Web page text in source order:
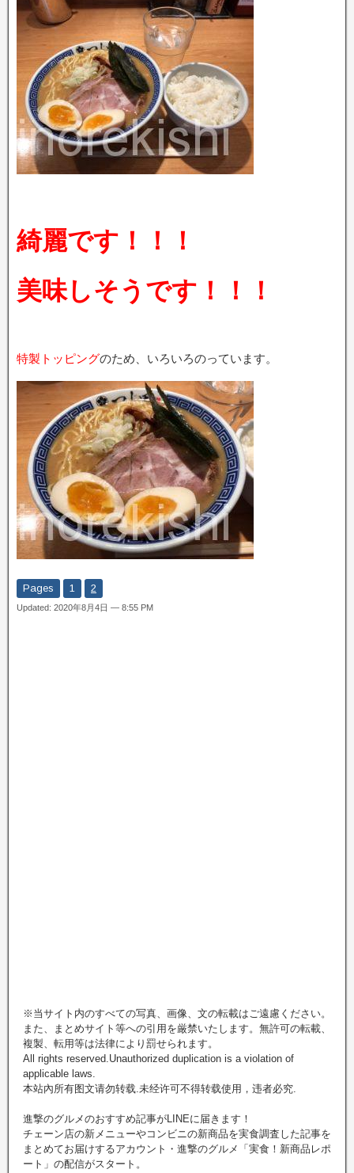
綺麗です！！！
美味しそうです！！！
特製トッピングのため、いろいろのっています。
Pages 1 2
Updated: 2020年8月4日 — 8:55 PM
※当サイト内のすべての写真、画像、文の転載はご遠慮ください。
また、まとめサイト等への引用を厳禁いたします。無許可の転載、
複製、転用等は法律により罰せられます。
All rights reserved.Unauthorized duplication is a violation of
applicable laws.
本站內所有图文请勿转载.未经许可不得转载使用，违者必究.
進撃のグルメのおすすめ記事がLINEに届きます！
チェーン店の新メニューやコンビニの新商品を実食調査した記事を
まとめてお届けするアカウント・進撃のグルメ「実食！新商品レポ
ート」の配信がスタート。